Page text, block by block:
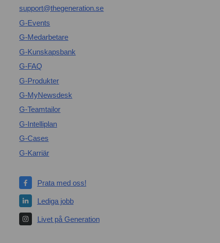
support@thegeneration.se
G-Events
G-Medarbetare
G-Kunskapsbank
G-FAQ
G-Produkter
G-MyNewsdesk
G-Teamtailor
G-Intelliplan
G-Cases
G-Karriär